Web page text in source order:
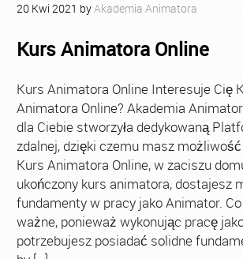
20 Kwi 2021 byAkademia Animatora
Kurs Animatora Online
Kurs Animatora Online Interesuje Cię
Animatora Online? Akademia
dla Ciebie stworzyła dedykowaną
zdalnej, dzięki czemu masz
Kurs Animatora Online, w zaciszu
ukończony kurs animatora, dostajesz
fundamenty w pracy jako Animator.
ważne, ponieważ wykonując pracę
potrzebujesz posiadać solidne